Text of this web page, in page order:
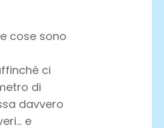
cose sono
ci
di
davvero
e